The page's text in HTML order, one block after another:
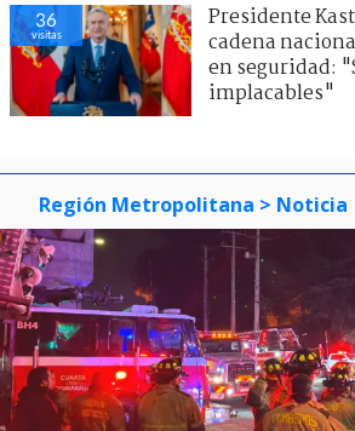
36
visitas
Presidente
cadena
en seguridad:
implacables"
Región Metropolitana > Noticia